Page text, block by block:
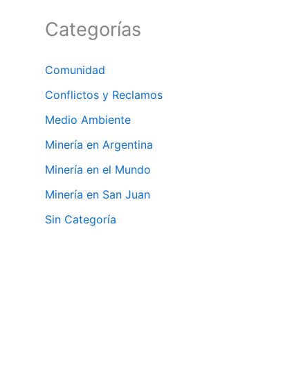
Categorías
Comunidad
Conflictos y Reclamos
Medio Ambiente
Minería en Argentina
Minería en el Mundo
Minería en San Juan
Sin Categoría